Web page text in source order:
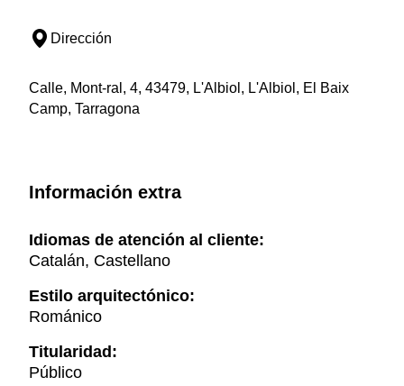
Dirección
Calle, Mont-ral, 4, 43479, L'Albiol, L'Albiol, El Baix
Camp, Tarragona
Información extra
Idiomas de atención al cliente:
Catalán, Castellano
Estilo arquitectónico:
Románico
Titularidad:
Público